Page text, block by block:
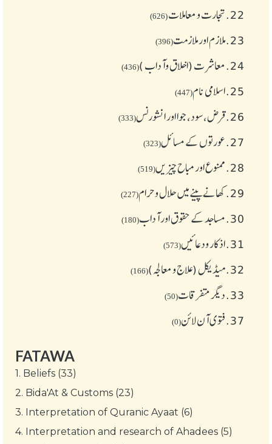
22. تجارت و معاملات(626)
23. ملازم اور ملازمت(396)
24. معاشرت (اخلاق وآداب )(436)
25. اسلامی نام(447)
26. قرض،سود، جوا اور انشورنس(333)
27. عورتوں کے مسائل(323)
28. ممنوع اور مباح چیز یں(519)
29. کھانے پینے میں حلال و حرام(227)
30. مساجد کے حقوق اور آداب(180)
31. اذکار ودعائیں(573)
32. میڈیکل (علاج و معالجہ)(166)
33. دیگر متفرقات(50)
37. فتوی آن لائن(0)
FATAWA
1. Beliefs (33)
2. Bida'At & Customs (23)
3. Interpretation of Quranic Ayaat (6)
4. Interpretation and research of Ahadees (5)